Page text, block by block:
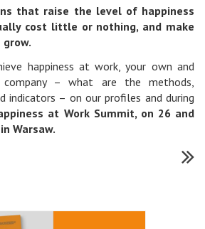
that raise the level of happiness
cost little or nothing, and make
happiness at work, your own and
– what are the methods,
indicators – on our profiles and during
at Work Summit, on 26 and
Warsaw.